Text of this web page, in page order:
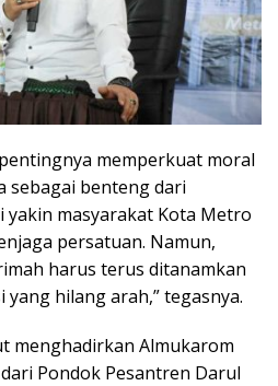
memperkuat moral
sebagai benteng dari
yakin masyarakat Kota Metro
persatuan. Namun,
harus terus ditanamkan
hilang arah,” tegasnya.
menghadirkan Almukarom
dari Pondok Pesantren Darul